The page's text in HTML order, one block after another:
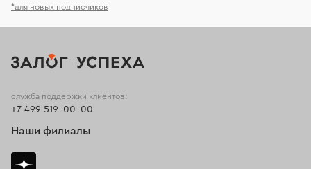
*для новых подписчиков
служба поддержки клиентов:
+7 499 519-00-00
Наши филиалы